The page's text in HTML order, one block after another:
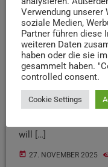
das Landgericht Trier
zu drei Jahren und
der SWR. Das
fahrlässigen
Gefährdung des
war Anfang Mai
A60 gefahren und
dem drei junge
will […]
today 27. NOVEMBER 2025
Verwendung unserer
soziale Medien,
Partner führen
weiteren Daten
haben oder die sie
gesammelt haben.
controlled consent.
Cookie Settings